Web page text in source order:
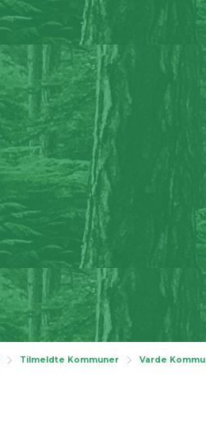
Tilmeldte Kommuner Varde